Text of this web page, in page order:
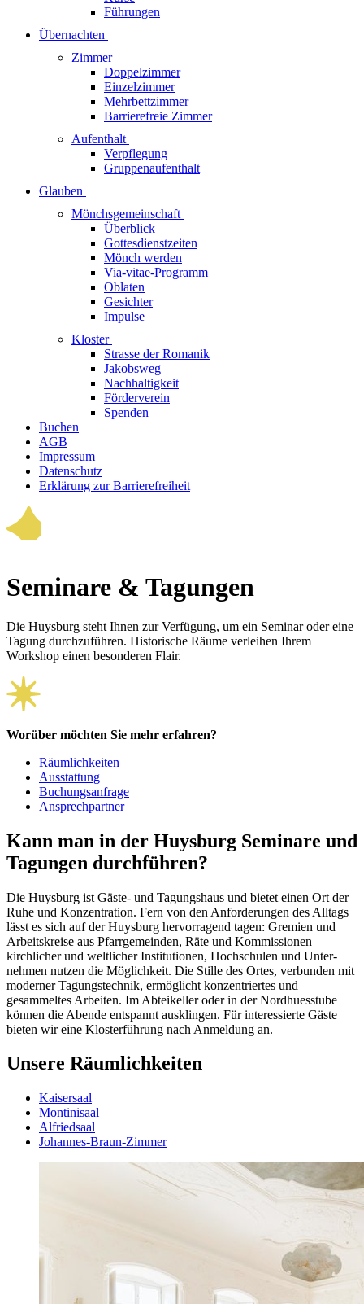
Führungen
Übernachten
Zimmer
Doppelzimmer
Einzelzimmer
Mehrbettzimmer
Barrierefreie Zimmer
Aufenthalt
Verpflegung
Gruppenaufenthalt
Glauben
Mönchsgemeinschaft
Überblick
Gottesdienstzeiten
Mönch werden
Via-vitae-Programm
Oblaten
Gesichter
Impulse
Kloster
Strasse der Romanik
Jakobsweg
Nachhaltigkeit
Förderverein
Spenden
Buchen
AGB
Impressum
Datenschutz
Erklärung zur Barrierefreiheit
Seminare & Tagungen
Die Huysburg steht Ihnen zur Verfügung, um ein Seminar oder eine
Tagung durchzuführen. Historische Räume verleihen Ihrem
Workshop einen besonderen Flair.
Worüber möchten Sie mehr erfahren?
Räumlichkeiten
Ausstattung
Buchungsanfrage
Ansprechpartner
Kann man in der Huysburg Seminare und
Tagungen durchführen?
Die Huysburg ist Gäste- und Tagungshaus und bietet einen Ort der
Ruhe und Konzentration. Fern von den Anforderungen des Alltags
lässt es sich auf der Huysburg hervor­ragend tagen: Gremien und
Arbeits­kreise aus Pfarr­gemeinden, Räte und Kommissionen
kirchlicher und welt­licher Institutionen, Hoch­schulen und Unter­
nehmen nutzen die Möglich­keit. Die Stille des Ortes, verbunden mit
moderner Tagungs­technik, ermöglicht konzentriertes und
gesammeltes Arbeiten. Im Abtei­keller oder in der Nordhues­stube
können die Abende entspannt ausklingen. Für interessierte Gäste
bieten wir eine Kloster­führung nach Anmeldung an.
Unsere Räumlichkeiten
Kaisersaal
Montinisaal
Alfriedsaal
Johannes-Braun-Zimmer